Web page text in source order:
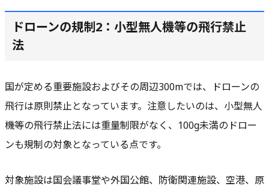
ドローンの規制2：小型無人機等の飛行禁止
法
国が定める重要施設およびその周辺300mでは、ドローンの
飛行は原則禁止となっています。注意したいのは、小型無人
機等の飛行禁止法には重量制限がなく、 100g未満のドロー
ンも規制の対象となっている点です。
対象施設は国会議事堂や外国公館、防衛関連施設、空港、原